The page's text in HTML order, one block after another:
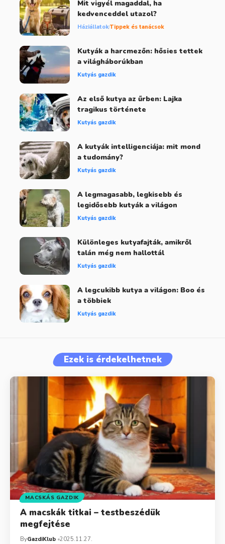
Mit vigyél magaddal, ha
kedvenceddel utazol?
HáziállatokTippek és tanácsok
Kutyák a harcmezőn: hősies tettek
a világháborúkban
Kutyás gazdik
Az első kutya az űrben: Lajka
tragikus története
Kutyás gazdik
A kutyák intelligenciája: mit mond
a tudomány?
Kutyás gazdik
A legmagasabb, legkisebb és
legidősebb kutyák a világon
Kutyás gazdik
Különleges kutyafajták, amikről
talán még nem hallottál
Kutyás gazdik
A legcukibb kutya a világon: Boo és
a többiek
Kutyás gazdik
Ezek is érdekelhetnek
MACSKÁS GAZDIK
A macskák titkai – testbeszédük
megfejtése
ByGazdiKlub 2025.11.27.